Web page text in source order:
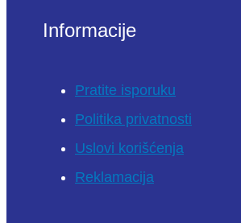
Informacije
Pratite isporuku
Politika privatnosti
Uslovi korišćenja
Reklamacija